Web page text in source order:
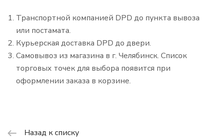
Транспортной компанией DPD до пункта вывоза
или постамата.
Курьерская доставка DPD до двери.
Самовывоз из магазина в г. Челябинск. Список
торговых точек для выбора появится при
оформлении заказа в корзине.
Назад к списку